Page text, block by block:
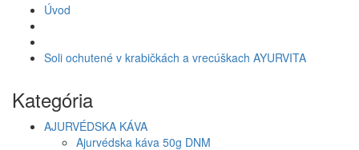
Úvod
Soli ochutené v krabičkách a vrecúškach AYURVITA
Kategória
AJURVÉDSKA KÁVA
Ajurvédska káva 50g DNM